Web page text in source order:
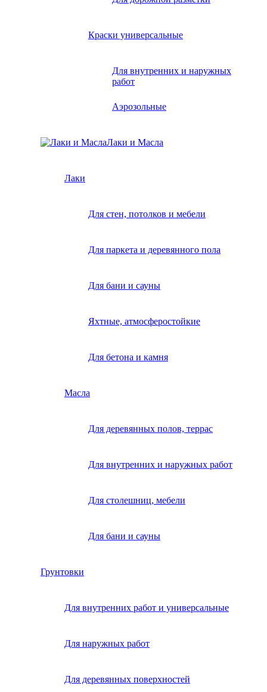
Краски универсальные
Для внутренних и наружных
работ
Аэрозольные
Лаки и Масла
Лаки
Для стен, потолков и мебели
Для паркета и деревянного пола
Для бани и сауны
Яхтные, атмосферостойкие
Для бетона и камня
Масла
Для деревянных полов, террас
Для внутренних и наружных работ
Для столешниц, мебели
Для бани и сауны
Грунтовки
Для внутренних работ и универсальные
Для наружных работ
Для деревянных поверхностей